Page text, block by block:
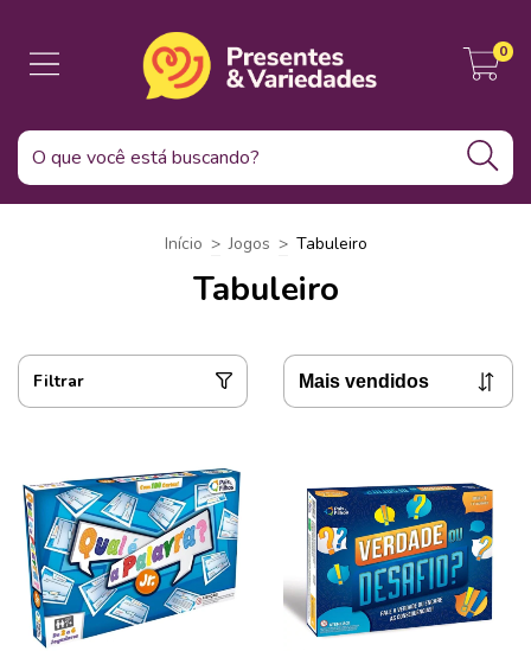
0
Início > Jogos > Tabuleiro
Tabuleiro
Filtrar